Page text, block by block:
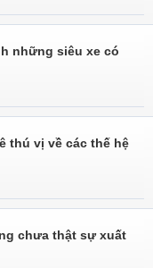
những siêu xe có
thú vị về các thế hệ
chưa thật sự xuất